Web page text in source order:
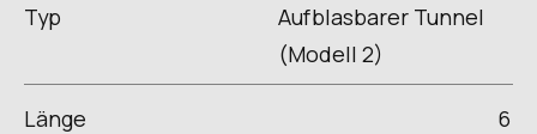
Typ
Aufblasbarer Tunnel
(Modell 2)
Länge 6